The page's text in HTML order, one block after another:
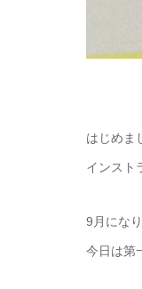
はじめま
インスト
9月にな
今日は第